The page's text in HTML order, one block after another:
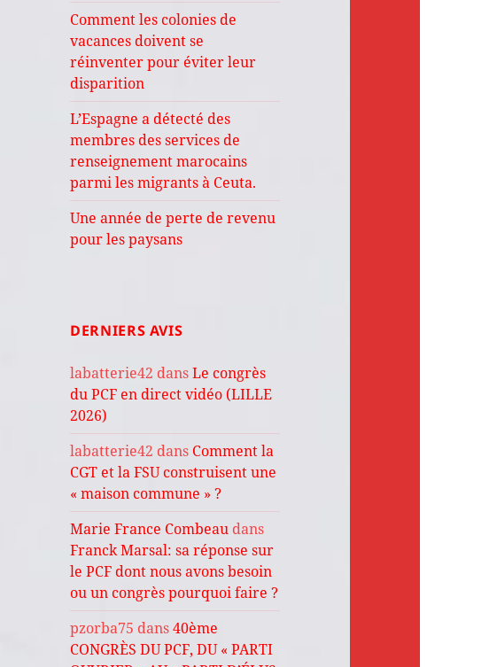
Comment les colonies de
vacances doivent se
réinventer pour éviter leur
disparition
L’Espagne a détecté des
membres des services de
renseignement marocains
parmi les migrants à Ceuta.
Une année de perte de revenu
pour les paysans
DERNIERS AVIS
labatterie42 dansLe congrès
du PCF en direct vidéo (LILLE
2026)
labatterie42 dans Comment la
CGT et la FSU construisent une
« maison commune » ?
Marie France Combeau dans
Franck Marsal: sa réponse sur
le PCF dont nous avons besoin
ou un congrès pourquoi faire ?
pzorba75 dans40ème
CONGRÈS DU PCF, DU « PARTI